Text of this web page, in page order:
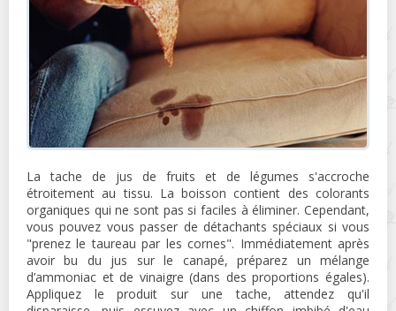
La tache de jus de fruits et de légumes s'accroche
étroitement au tissu. La boisson contient des colorants
organiques qui ne sont pas si faciles à éliminer. Cependant,
vous pouvez vous passer de détachants spéciaux si vous
"prenez le taureau par les cornes". Immédiatement après
avoir bu du jus sur le canapé, préparez un mélange
d’ammoniac et de vinaigre (dans des proportions égales).
Appliquez le produit sur une tache, attendez qu'il